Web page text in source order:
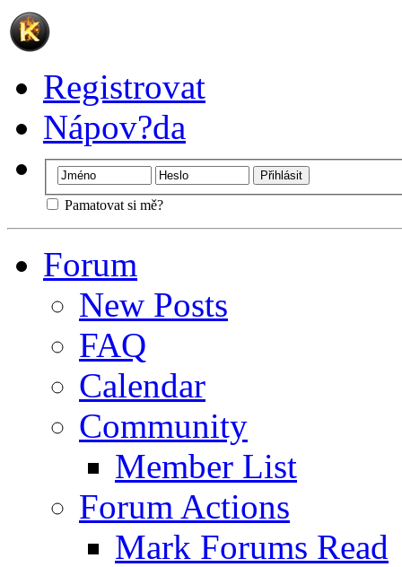
Registrovat
Nápov?da
Pamatovat si mě?
Forum
New Posts
FAQ
Calendar
Community
Member List
Forum Actions
Mark Forums Read